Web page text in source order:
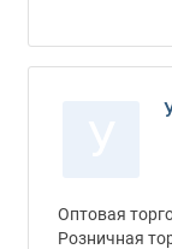
Оптовая
Розничная